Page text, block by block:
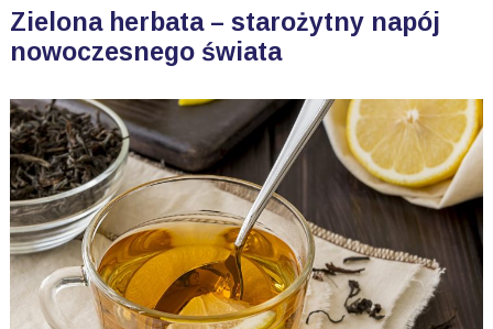
Zielona herbata – starożytny napój
nowoczesnego świata